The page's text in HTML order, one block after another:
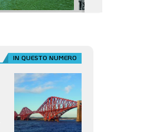
IN QUESTO NUMERO